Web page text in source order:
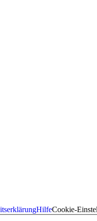
HilfeCookie-